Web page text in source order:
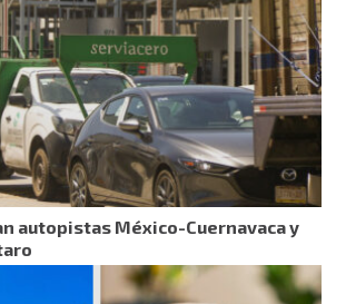
autopistas México-Cuernavaca y